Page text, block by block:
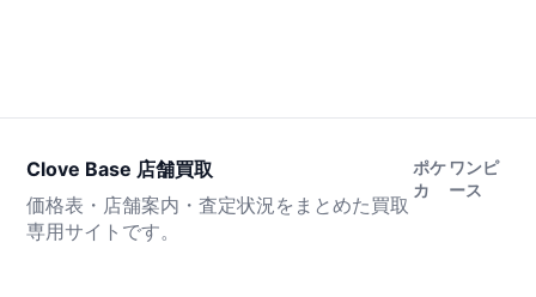
Clove Base 店舗買取
価格表・店舗案内・査定状況をまとめた買取
専用サイトです。
ポケ
カ
ワンピ
ース